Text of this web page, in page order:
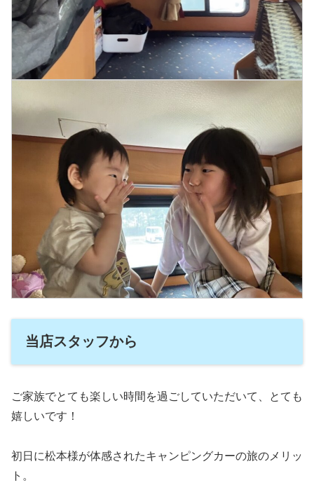
当店スタッフから
ご家族でとても楽しい時間を過ごしていただいて、とても
嬉しいです！
初日に松本様が体感されたキャンピングカーの旅のメリッ
ト。